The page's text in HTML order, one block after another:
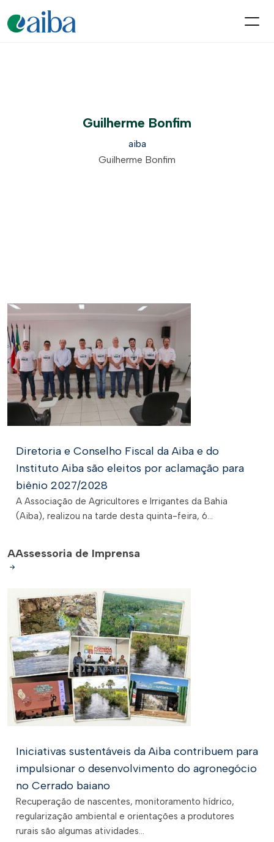
Guilherme Bonfim
aiba
Guilherme Bonfim
Diretoria e Conselho Fiscal da Aiba e do
Instituto Aiba são eleitos por aclamação para
biênio 2027/2028
A Associação de Agricultores e Irrigantes da Bahia
(Aiba), realizou na tarde desta quinta-feira, 6...
AAssessoria de Imprensa
Iniciativas sustentáveis da Aiba contribuem para
impulsionar o desenvolvimento do agronegócio
no Cerrado baiano
Recuperação de nascentes, monitoramento hídrico,
regularização ambiental e orientações a produtores
rurais são algumas atividades...